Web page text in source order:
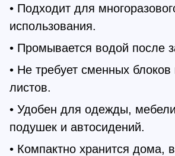
• Подходит для
использования.
• Промывается водой после
• Не требует сменных блоков
листов.
• Удобен для одежды,
подушек и автосидений.
• Компактно хранится дома,